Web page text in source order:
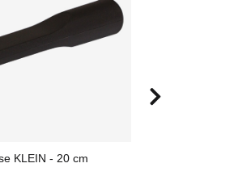
KLEIN - 20 cm